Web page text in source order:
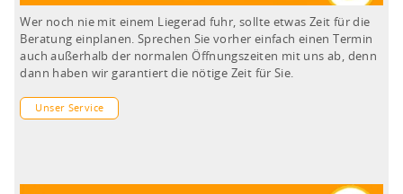
Wer noch nie mit einem Liegerad fuhr, sollte etwas Zeit für die
Beratung einplanen. Sprechen Sie vorher einfach einen Termin
auch außerhalb der normalen Öffnungszeiten mit uns ab, denn
dann haben wir garantiert die nötige Zeit für Sie.
Unser Service